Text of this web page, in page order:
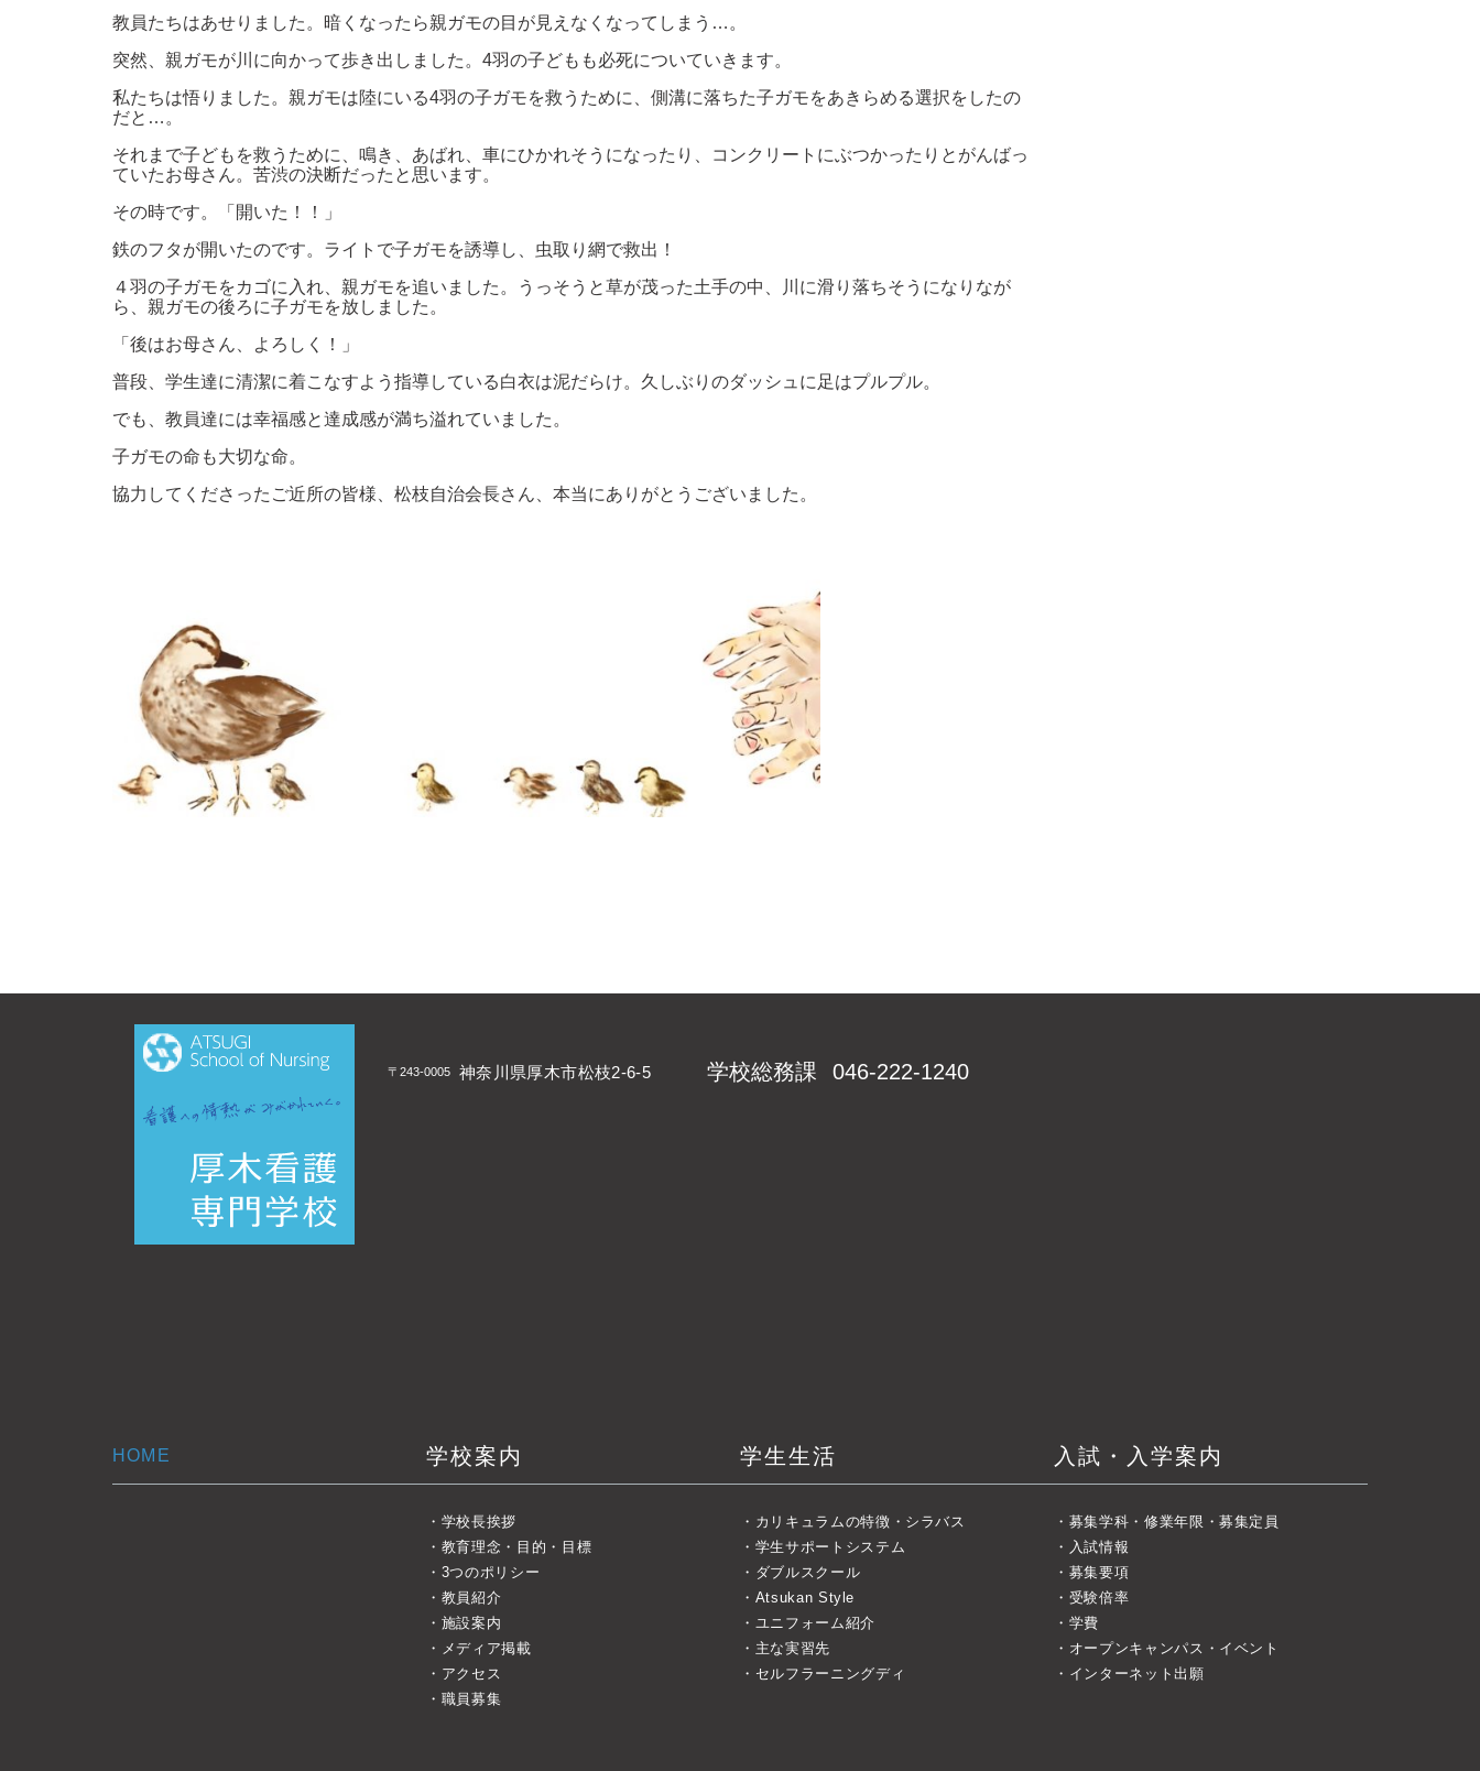
教員たちはあせりました。暗くなったら親ガモの目が見えなくなってしまう…。
突然、親ガモが川に向かって歩き出しました。4羽の子どもも必死についていきます。
私たちは悟りました。親ガモは陸にいる4羽の子ガモを救うために、側溝に落ちた子ガモをあきらめる選択をしたの
だと…。
それまで子どもを救うために、鳴き、あばれ、車にひかれそうになったり、コンクリートにぶつかったりとがんばっ
ていたお母さん。苦渋の決断だったと思います。
その時です。「開いた！！」
鉄のフタが開いたのです。ライトで子ガモを誘導し、虫取り網で救出！
４羽の子ガモをカゴに入れ、親ガモを追いました。うっそうと草が茂った土手の中、川に滑り落ちそうになりなが
ら、親ガモの後ろに子ガモを放しました。
「後はお母さん、よろしく！」
普段、学生達に清潔に着こなすよう指導している白衣は泥だらけ。久しぶりのダッシュに足はプルプル。
でも、教員達には幸福感と達成感が満ち溢れていました。
子ガモの命も大切な命。
協力してくださったご近所の皆様、松枝自治会長さん、本当にありがとうございました。
〒243-0005 神奈川県厚木市松枝2-6-5 学校総務課 046-222-1240
HOME 学校案内
学校長挨拶
教育理念・目的・目標
3つのポリシー
教員紹介
施設案内
メディア掲載
アクセス
職員募集
学生生活
カリキュラムの特徴・シラバス
学生サポートシステム
ダブルスクール
Atsukan Style
ユニフォーム紹介
主な実習先
セルフラーニングディ
入試・入学案内
募集学科・修業年限・募集定員
入試情報
募集要項
受験倍率
学費
オープンキャンパス・イベント
インターネット出願